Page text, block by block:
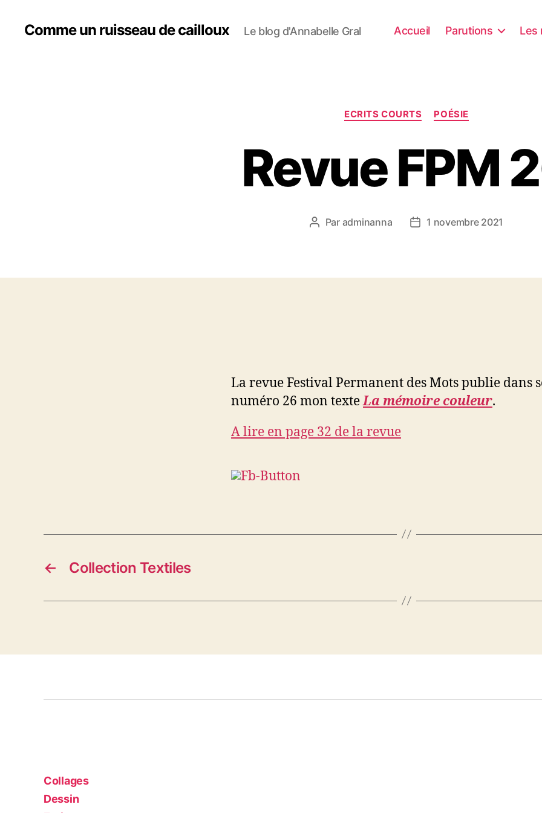
Comme un ruisseau de cailloux Le blog d'Annabelle Gral Accueil Parutions Les
Catégories
ECRITS COURTS POÉSIE
Revue FPM
Auteur
Par adminanna
Date1 novembre 2021
La revue Festival Permanent des Mots publie dans
numéro 26 mon texteLa mémoire couleur.
A lire en page 32 de la revue
← Collection Textiles
Collages
Dessin